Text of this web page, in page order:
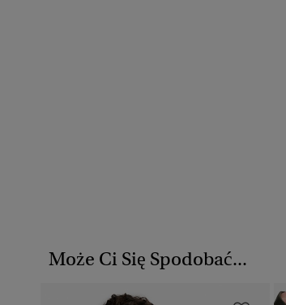
Może Ci Się Spodobać...